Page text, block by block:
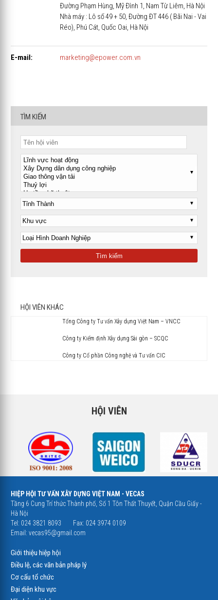
Đường Phạm Hùng, Mỹ Đình 1, Nam Từ Liêm, Hà Nội
Nhà máy : Lô số 49 + 50, Đường ĐT 446 ( Bãi Nai - Vai
Réo), Phú Cát, Quốc Oai, Hà Nội
E-mail: marketing@epower.com.vn
TÌM KIẾM
HỘI VIÊN KHÁC
Tổng Công ty Tư vấn Xây dựng Việt Nam – VNCC
Công ty Kiểm định Xây dựng Sài gòn – SCQC
Công ty Cổ phần Công nghệ và Tư vấn CIC
HỘI VIÊN
HIỆP HỘI TƯ VẤN XÂY DỰNG VIỆT NAM - VECAS
Tầng 6 Cung Trí thức Thành phố, Số 1 Tôn Thất Thuyết, Quận Cầu Giấy -
Hà Nội
Tel: 024 3821 8093
Fax: 024 3974 0109
Email:vecas95@gmail.com
Giới thiệu hiệp hội
Điều lệ, các văn bản pháp lý
Cơ cấu tổ chức
Đại diện khu vực